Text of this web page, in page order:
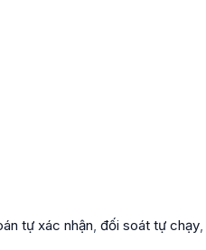
tự xác nhận đối soát tự chạy